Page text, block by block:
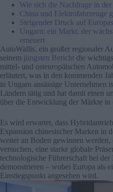
Wie sich die Nachfrage in
China und Elektrofahrzeuge
Steigender Druck auf
Ungarn: ein Markt, der
erneuert
AutoWallis, ein großer regionaler
seinem jüngsten Bericht die
mittel- und osteuropäischen
erläutert, was in den kommenden
in Ungarn ansässige Unternehmen
Ländern tätig und hat damit einen
über die Entwicklung der Märkte in
Es wird erwartet, dass
Expansion chinesischer Marken in
weiter an Boden gewinnen werden,
versuchen, eine starke globale
technologische Führerschaft bei
demonstrieren – wobei Europa als
Einstiegspunkt angesehen wird.